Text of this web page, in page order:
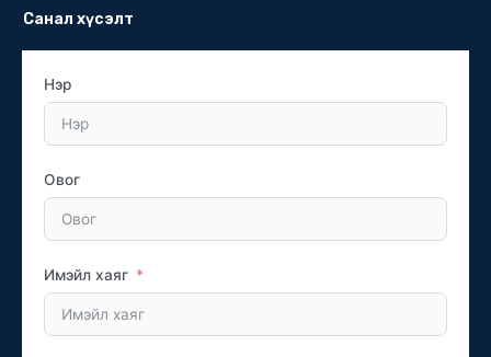
Санал хүсэлт
Нэр
Овог
Имэйл хаяг